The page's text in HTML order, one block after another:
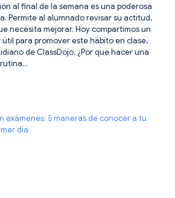
al final de la semana es una poderosa
Permite al alumnado revisar su actitud,
necesita mejorar. Hoy compartimos un
para promover este hábito en clase,
de ClassDojo. ¿Por qué hacer una